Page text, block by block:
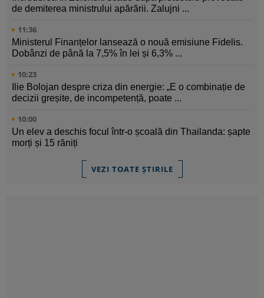
de demiterea ministrului apărării. Zalujni ...
11:36
Ministerul Finanțelor lansează o nouă emisiune Fidelis.
Dobânzi de până la 7,5% în lei și 6,3% ...
10:23
Ilie Bolojan despre criza din energie: „E o combinație de
decizii greșite, de incompetență, poate ...
10:00
Un elev a deschis focul într-o școală din Thailanda: șapte
morți și 15 răniți
VEZI TOATE ȘTIRILE